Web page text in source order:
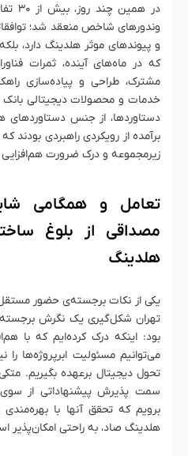
در
وندورهای شاخص منعقد شد؛
و پیوندهای موثر هلدینگ دارد،
که در ماه‌های آینده، ثمرات
مشترک، طراحی و پیاده‌سازی
خدمات و محصولات دیجیتالی
دستاوردها، از جنس دستاوردهای
برآمده از رویکردی راهبردی بودند
زیرمجموعه و درک ضرورت
تعامل و همگامی
مصداقی از بلوغ
هلدینگ
یکی از نکات برجسته‌ی حضور
تهران شکل‌گیری یک نگرش
بود: اینکه درک کرده‌ایم که با
می‌توانیم مسئولیت ابرپروژه‌ها را
تحول دیجیتال برعهده بگیریم.
سمت پذیرش پیشنهاداتی از
برویم که تحقق آنها با
هلدینگ صاد، به راحتی امکان‌پذیر